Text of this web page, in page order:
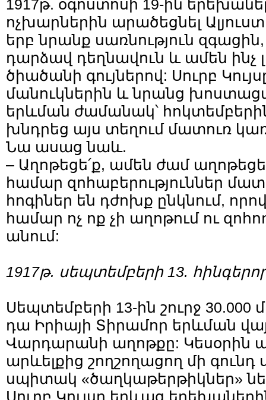
1917թ. օգոստոսի 19-ին
ոչխարներին արածեցնել
երբ նրանք սառնություն
դարձավ դեղնավուն և ամեն ինչ
ծիածանի գույներով: Սուրբ
մանուկներին և նրանց
երևման ժամանակ՝
խնդրեց այս տեղում մատուռ
Նա ասաց նաև.
– Աղոթեցե՛ք, ամեն ժամ
համար զոհաբերություններ
հոգիներ են դժոխք ընկնում,
համար ոչ ոք չի աղոթում ու
անում:
1917թ. սեպտեմբերի 13.
Սեպտեմբերի 13-ին շուրջ
դա Իրիայի Տիրամոր երևման
Վարդարանի աղոթքը: Կեսօրին
արևելքից շողշողացող մի գունդ
սպիտակ «ծաղկաթերթիկներ»
Սուրբ Կույսը երևաց